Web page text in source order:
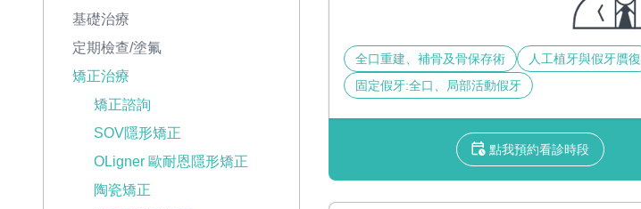
基礎治療
定期檢查/塗氟
矯正治療
矯正諮詢
SOV隱形矯正
OLigner 歐耐恩隱形矯正
陶瓷矯正
全口重建、補骨及骨保存術
人工植牙與假牙贋復
固定假牙:全口、局部活動假牙
點我預約看診時段